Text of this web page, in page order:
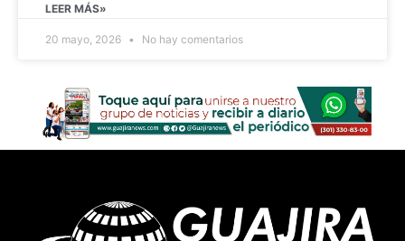
LEER MÁS»
20 mayo, 2026 No hay comentarios